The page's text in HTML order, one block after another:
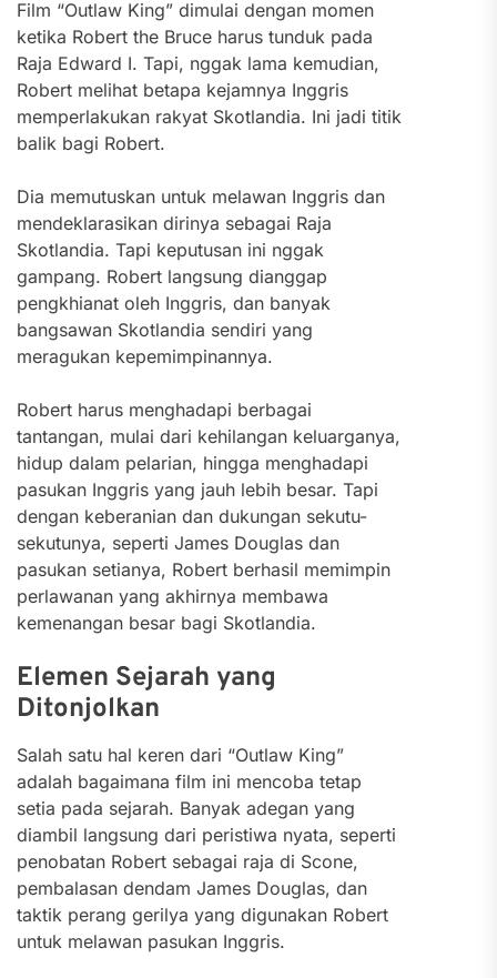
Film “Outlaw King” dimulai dengan momen
ketika Robert the Bruce harus tunduk pada
Raja Edward I. Tapi, nggak lama kemudian,
Robert melihat betapa kejamnya Inggris
memperlakukan rakyat Skotlandia. Ini jadi titik
balik bagi Robert.
Dia memutuskan untuk melawan Inggris dan
mendeklarasikan dirinya sebagai Raja
Skotlandia. Tapi keputusan ini nggak
gampang. Robert langsung dianggap
pengkhianat oleh Inggris, dan banyak
bangsawan Skotlandia sendiri yang
meragukan kepemimpinannya.
Robert harus menghadapi berbagai
tantangan, mulai dari kehilangan keluarganya,
hidup dalam pelarian, hingga menghadapi
pasukan Inggris yang jauh lebih besar. Tapi
dengan keberanian dan dukungan sekutu-
sekutunya, seperti James Douglas dan
pasukan setianya, Robert berhasil memimpin
perlawanan yang akhirnya membawa
kemenangan besar bagi Skotlandia.
Elemen Sejarah yang
Ditonjolkan
Salah satu hal keren dari “Outlaw King”
adalah bagaimana film ini mencoba tetap
setia pada sejarah. Banyak adegan yang
diambil langsung dari peristiwa nyata, seperti
penobatan Robert sebagai raja di Scone,
pembalasan dendam James Douglas, dan
taktik perang gerilya yang digunakan Robert
untuk melawan pasukan Inggris.